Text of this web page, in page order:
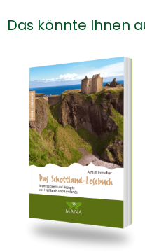
Das könnte Ihnen